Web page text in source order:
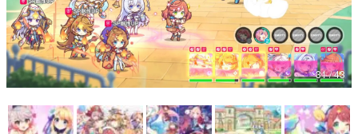
カテゴリ
特集記事
マンガ
女性向け
31 / 43